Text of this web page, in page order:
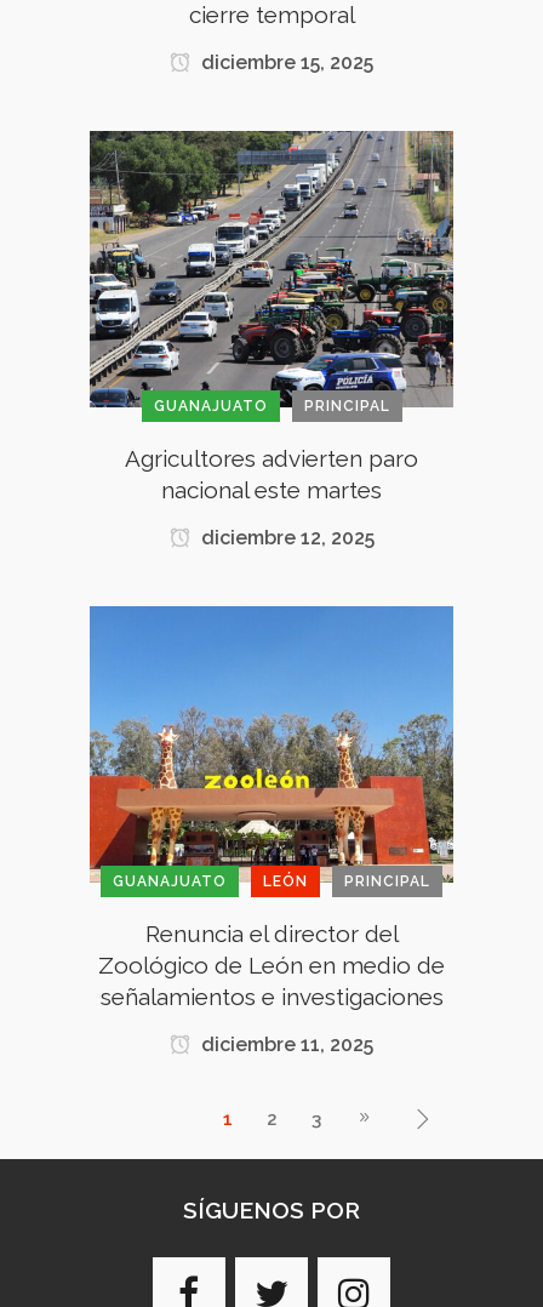
cierre temporal
diciembre 15, 2025
GUANAJUATO PRINCIPAL
Agricultores advierten paro
nacional este martes
diciembre 12, 2025
GUANAJUATO LEÓN PRINCIPAL
Renuncia el director del
Zoológico de León en medio de
señalamientos e investigaciones
diciembre 11, 2025
1 2 3
SÍGUENOS POR